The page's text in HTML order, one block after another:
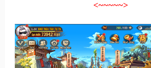
<~~~~~>